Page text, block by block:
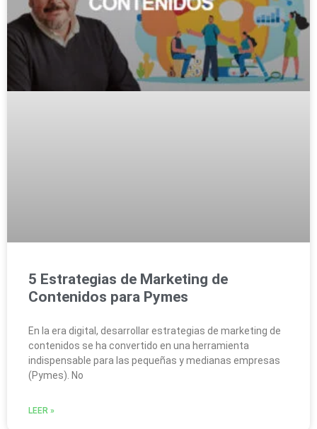
5 Estrategias de Marketing de
Contenidos para Pymes
En la era digital, desarrollar estrategias de marketing de
contenidos se ha convertido en una herramienta
indispensable para las pequeñas y medianas empresas
(Pymes). No
LEER »